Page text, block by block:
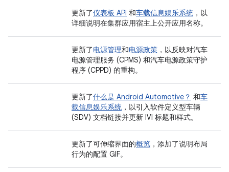
更新了仪表板 API 和车载信息娱乐系统 ，以
详细说明在集群应用宿主上公开应用名称。
更新了电源管理和电源政策 ，以反映对汽车
电源管理服务 (CPMS) 和汽车电源政策守护
程序 (CPPD) 的重构。
更新了什么是 Android Automotive？ 和车
载信息娱乐系统 ，以引入软件定义型车辆
(SDV) 文档链接并更新 IVI 标题和样式。
更新了可伸缩界面的概览 ，添加了说明布局
行为的配置 GIF。